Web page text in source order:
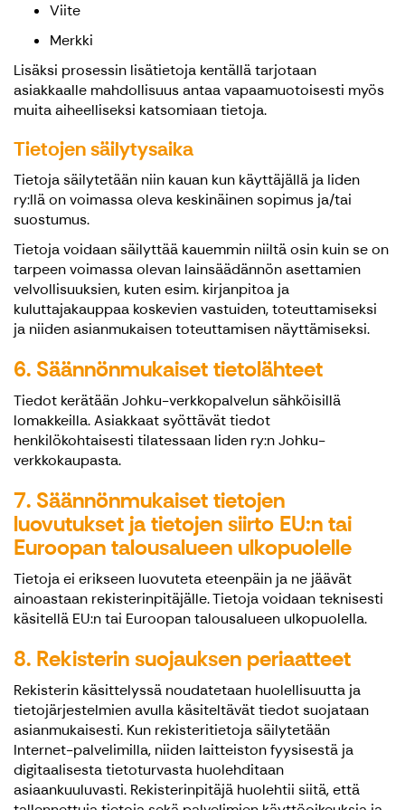
Viite
Merkki
Lisäksi prosessin lisätietoja kentällä tarjotaan
asiakkaalle mahdollisuus antaa vapaamuotoisesti myös
muita aiheelliseksi katsomiaan tietoja.
Tietojen säilytysaika
Tietoja säilytetään niin kauan kun käyttäjällä ja Iiden
ry:llä on voimassa oleva keskinäinen sopimus ja/tai
suostumus.
Tietoja voidaan säilyttää kauemmin niiltä osin kuin se on
tarpeen voimassa olevan lainsäädännön asettamien
velvollisuuksien, kuten esim. kirjanpitoa ja
kuluttajakauppaa koskevien vastuiden, toteuttamiseksi
ja niiden asianmukaisen toteuttamisen näyttämiseksi.
6. Säännönmukaiset tietolähteet
Tiedot kerätään Johku-verkkopalvelun sähköisillä
lomakkeilla. Asiakkaat syöttävät tiedot
henkilökohtaisesti tilatessaan Iiden ry:n Johku-
verkkokaupasta.
7. Säännönmukaiset tietojen
luovutukset ja tietojen siirto EU:n tai
Euroopan talousalueen ulkopuolelle
Tietoja ei erikseen luovuteta eteenpäin ja ne jäävät
ainoastaan rekisterinpitäjälle. Tietoja voidaan teknisesti
käsitellä EU:n tai Euroopan talousalueen ulkopuolella.
8. Rekisterin suojauksen periaatteet
Rekisterin käsittelyssä noudatetaan huolellisuutta ja
tietojärjestelmien avulla käsiteltävät tiedot suojataan
asianmukaisesti. Kun rekisteritietoja säilytetään
Internet-palvelimilla, niiden laitteiston fyysisestä ja
digitaalisesta tietoturvasta huolehditaan
asiaankuuluvasti. Rekisterinpitäjä huolehtii siitä, että